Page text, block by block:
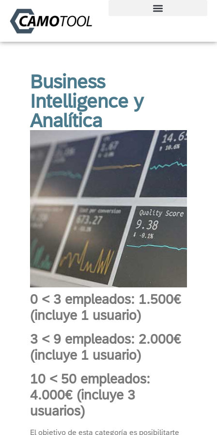
Business
Intelligence y
Analítica
0 < 3 empleados: 1.500€
(incluye 1 usuario)
3 < 9 empleados: 2.000€
(incluye 1 usuario)
10 < 50 empleados:
4.000€ (incluye 3
usuarios)
El objetivo de esta categoría es posibilitarte